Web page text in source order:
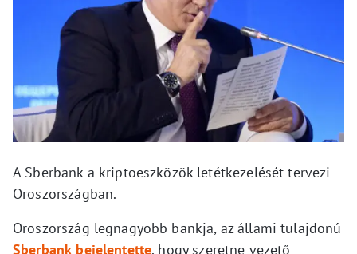
A Sberbank a kriptoeszközök letétkezelését tervezi
Oroszországban.
Oroszország legnagyobb bankja, az állami tulajdonú
Sberbank bejelentette, hogy szeretne vezető